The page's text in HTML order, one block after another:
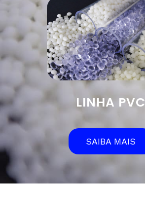
LINHA PVC
SAIBA MAIS